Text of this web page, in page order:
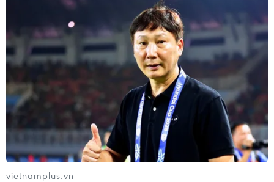
#Ngoại trưởng Brazil #Nhà báo #Tài liệu tối mật Anh
Facebook Twitter Lưu bài viết
Copy link
Theo dõi VietnamPlus
vietnamplus.vn